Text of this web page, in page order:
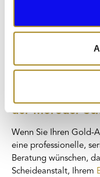
personalisieren,
zu können und die
Verwendung unserer
soziale Medien,
Partner führen diese
weiteren Daten
haben oder die sie
gesammelt haben.
wir Ihnen
Begleitschein des
Professioneller
der Moroder
Wenn Sie Ihren Gold-
eine professionelle,
Beratung wünschen,
Scheideanstalt, Ihrem